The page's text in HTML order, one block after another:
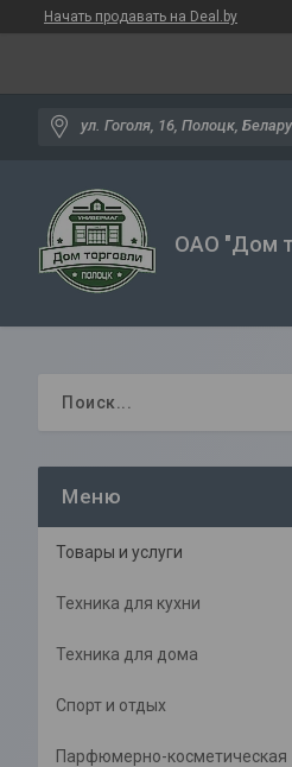
Начать продавать на Deal.by
ул. Гоголя, 16, Полоцк,
ОАО "Дом
Товары и услуги
Техника для кухни
Техника для дома
Спорт и отдых
Парфюмерно-косметическая